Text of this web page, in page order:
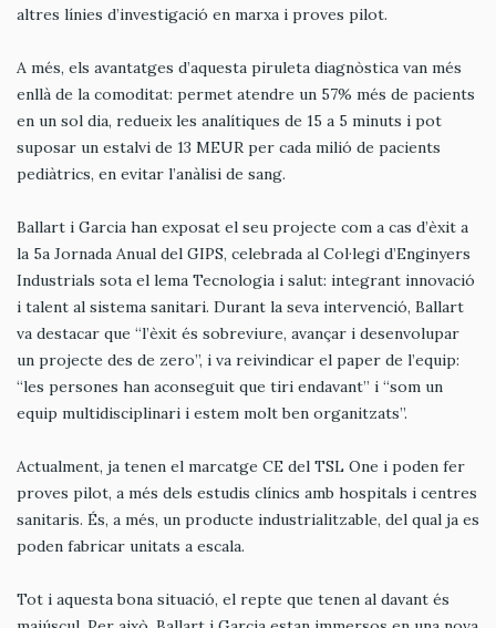
altres línies d’investigació en marxa i proves pilot.
A més, els avantatges d’aquesta piruleta diagnòstica van més
enllà de la comoditat: permet atendre un 57% més de pacients
en un sol dia, redueix les analítiques de 15 a 5 minuts i pot
suposar un estalvi de 13 MEUR per cada milió de pacients
pediàtrics, en evitar l’anàlisi de sang.
Ballart i Garcia han exposat el seu projecte com a cas d’èxit a
la 5a Jornada Anual del GIPS, celebrada al Col·legi d’Enginyers
Industrials sota el lema Tecnologia i salut: integrant innovació
i talent al sistema sanitari. Durant la seva intervenció, Ballart
va destacar que “l’èxit és sobreviure, avançar i desenvolupar
un projecte des de zero”, i va reivindicar el paper de l’equip:
“les persones han aconseguit que tiri endavant” i “som un
equip multidisciplinari i estem molt ben organitzats”.
Actualment, ja tenen el marcatge CE del TSL One i poden fer
proves pilot, a més dels estudis clínics amb hospitals i centres
sanitaris. És, a més, un producte industrialitzable, del qual ja es
poden fabricar unitats a escala.
Tot i aquesta bona situació, el repte que tenen al davant és